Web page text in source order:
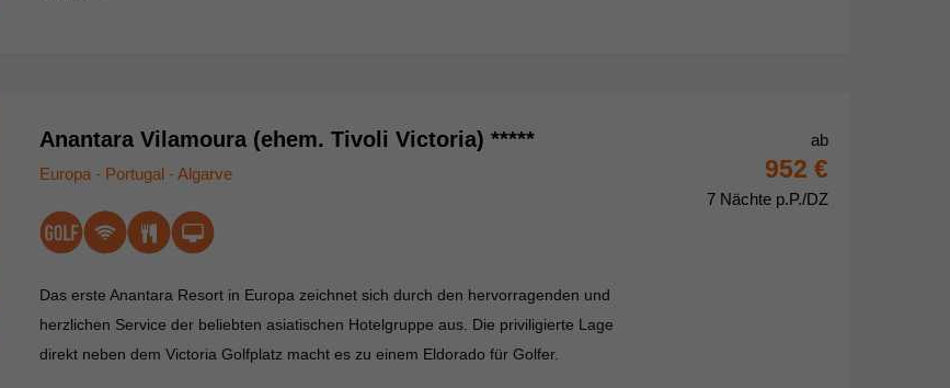
Anantara Vilamoura (ehem. Tivoli Victoria) *****
Europa - Portugal - Algarve
Das erste Anantara Resort in Europa zeichnet sich durch den hervorragenden und
herzlichen Service der beliebten asiatischen Hotelgruppe aus. Die priviligierte Lage
direkt neben dem Victoria Golfplatz macht es zu einem Eldorado für Golfer.
ab
952 €
7 Nächte p.P./DZ